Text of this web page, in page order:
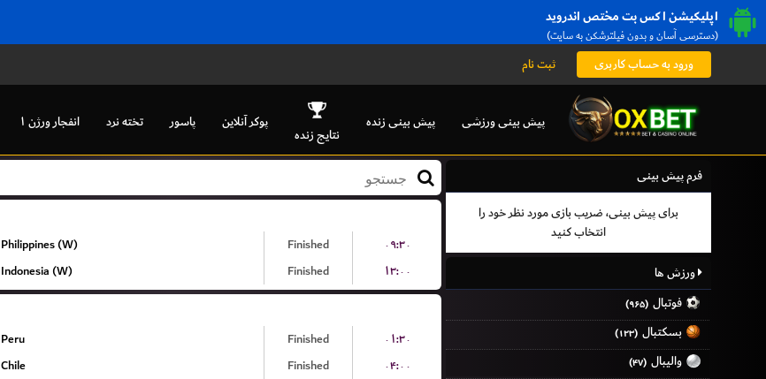
اپلیکیشن اکس بت مختص اندروید
(دسترسی آسان و بدون فیلترشکن به سایت)
ورود به حساب کاربری ثبت نام
پیش بینی ورزشی پیش بینی زنده
نتایج زنده
پوکر آنلاین پاسور تخته نرد انفجار ورژن ۱
فرم پیش بینی
برای پیش بینی، ضریب بازی مورد نظر خود را
انتخاب کنید
ورزش ها
فوتبال (۹۶۵)
بسکتبال (۱۲۳)
والیبال (۴۷)
Philippines (W) Finished
۰۹:۳۰
Indonesia (W) Finished ۱۳:۰۰
Peru Finished
۰۱:۳۰
Chile Finished ۰۴:۰۰